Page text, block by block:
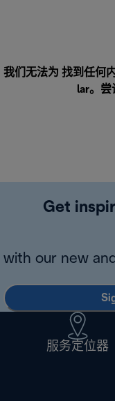
我们无法为 找到任何
lar。尝
Get
with our new
服务定位器